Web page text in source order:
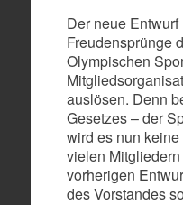
Der neue
Freudensprünge
Olympischen
auslösen. Denn
Gesetzes – der
wird es nun
vielen
vorherigen
des Vorstandes